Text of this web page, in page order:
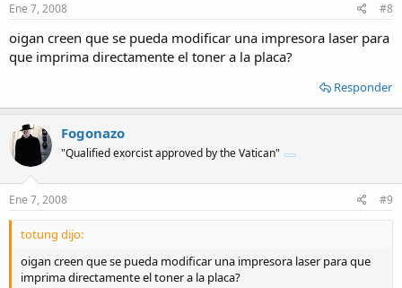
Ene 7, 2008 #8
oigan creen que se pueda modificar una impresora laser para
que imprima directamente el toner a la placa?
Responder
Fogonazo
"Qualified exorcist approved by the Vatican"
Ene 7, 2008 #9
totung dijo:
oigan creen que se pueda modificar una impresora laser para que
imprima directamente el toner a la placa?